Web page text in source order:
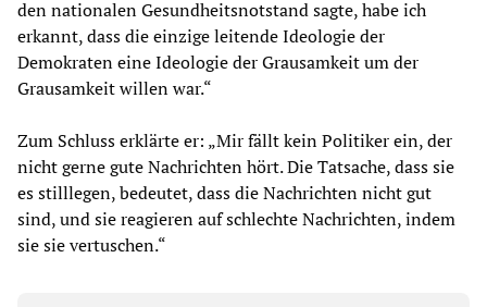
den nationalen Gesundheitsnotstand sagte, habe ich
erkannt, dass die einzige leitende Ideologie der
Demokraten eine Ideologie der Grausamkeit um der
Grausamkeit willen war.“
Zum Schluss erklärte er: „Mir fällt kein Politiker ein, der
nicht gerne gute Nachrichten hört. Die Tatsache, dass sie
es stilllegen, bedeutet, dass die Nachrichten nicht gut
sind, und sie reagieren auf schlechte Nachrichten, indem
sie sie vertuschen.“